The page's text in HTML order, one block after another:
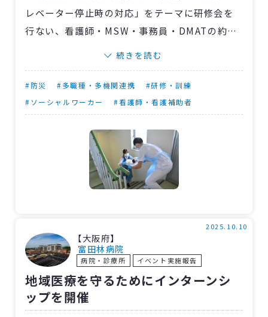
レベーター停止時の対応」をテーマに研修会を
行ない、看護師・MSW・事務員・DMATの約20
は給食用を含むエレベーター全機が停止。病棟
内に配膳車を運び入れることができず、当院の
リレー方式で配膳しました。
研修は「震度4の地震が発生したものの施設に
大きな被害はなく、食事は提供できる」という
想定で実施。7～10階の間でリレー方式での配膳
当院は10階建てで、厨房は1階で病棟は9階ま
であり、配膳には多くの人員や労力が必要です。
災害時の人員確保の課題はありますが、いつ起
こるか分からない災害に備えることができまし
た。
続きを読む
#防災 #多職種・多機関連携
#研修・訓練
#ソーシャルワーカー
#看護師・看護補助者
【大阪府】
富田林病院
病院・診療所 イベント実施報告
2025.10.10
地域医療を守るためにインターンシ
ップを開催